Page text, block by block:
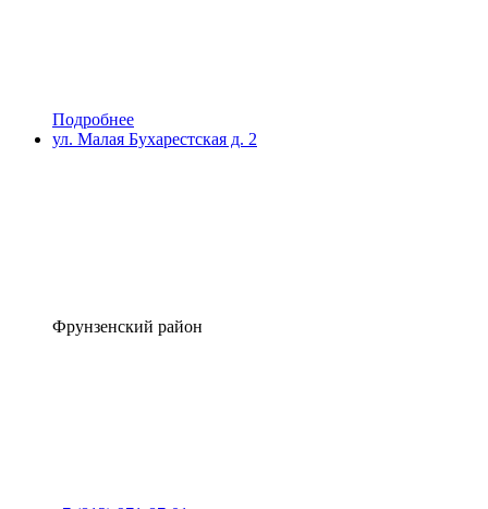
Подробнее
ул. Малая Бухарестская д. 2
Фрунзенский район